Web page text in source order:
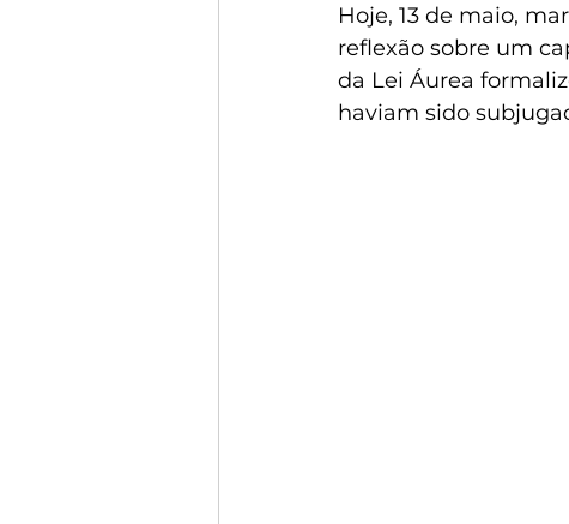
Hoje, 13 de maio,
reflexão sobre um
da Lei Áurea
haviam sido